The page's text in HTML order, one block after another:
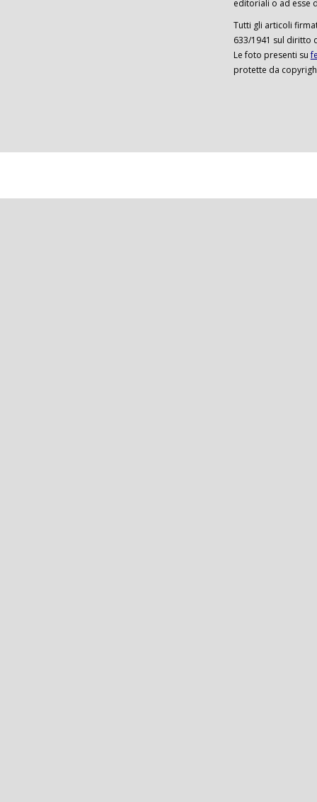
editoriali o ad esse
Tutti gli articoli
633/1941 sul diritto
Le foto presenti su
protette da